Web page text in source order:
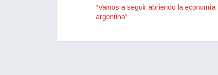
“Vamos a seguir abriendo la economía
argentina”